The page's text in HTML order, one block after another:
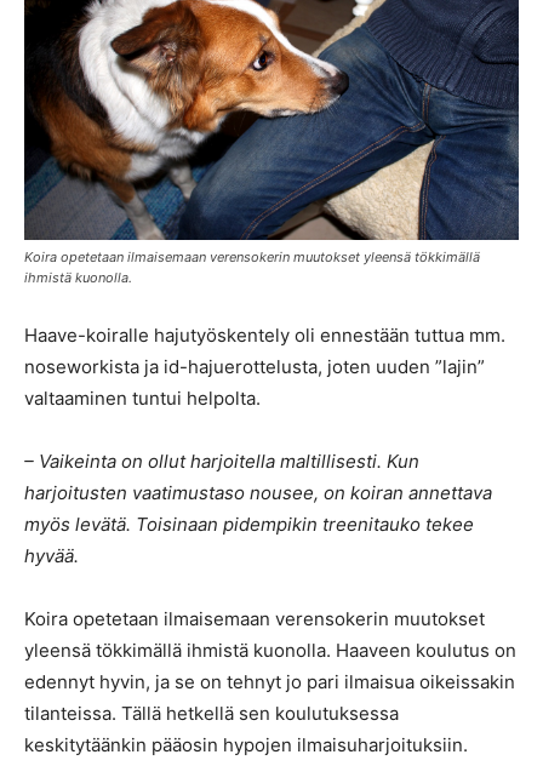
Koira opetetaan ilmaisemaan verensokerin muutokset yleensä tökkimällä
ihmistä kuonolla.
Haave-koiralle hajutyöskentely oli ennestään tuttua mm.
noseworkista ja id-hajuerottelusta, joten uuden ”lajin”
valtaaminen tuntui helpolta.
– Vaikeinta on ollut harjoitella maltillisesti. Kun
harjoitusten vaatimustaso nousee, on koiran annettava
myös levätä. Toisinaan pidempikin treenitauko tekee
hyvää.
Koira opetetaan ilmaisemaan verensokerin muutokset
yleensä tökkimällä ihmistä kuonolla. Haaveen koulutus on
edennyt hyvin, ja se on tehnyt jo pari ilmaisua oikeissakin
tilanteissa. Tällä hetkellä sen koulutuksessa
keskitytäänkin pääosin hypojen ilmaisuharjoituksiin.